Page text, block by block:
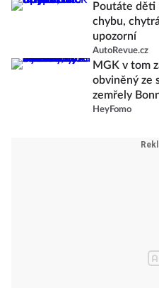
Poutáte děti
chybu,
upozorní
AutoRevue.cz
MGK v tom
obviněný ze
zemřely
HeyFomo